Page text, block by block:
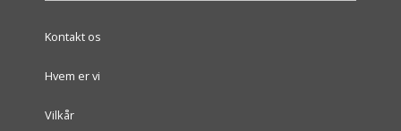
Kontakt os
Hvem er vi
Vilkår